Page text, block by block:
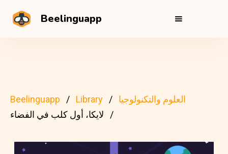
Beelinguapp
Beelinguapp Library
العلوم والتكنولوجيا
لايكا، أول كلب في الفضاء